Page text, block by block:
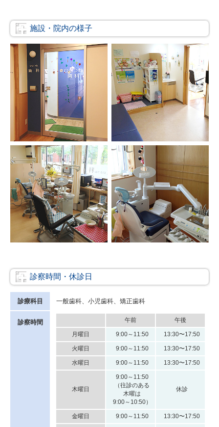
施設・院内の様子
診察時間・休診日
診療科目 一般歯科、小児歯科、矯正歯科
診察時間 午前 午後
月曜日 9:00～11:50 13:30〜17:50
火曜日 9:00～11:50 13:30〜17:50
水曜日 9:00～11:50 13:30〜17:50
木曜日
9:00～11:50
（往診のある
木曜は
9:00～10:50）
休診
金曜日 9:00～11:50 13:30〜17:50